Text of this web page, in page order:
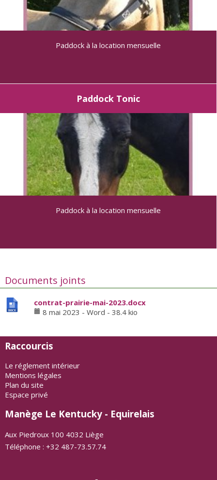
Paddock à la location mensuelle
Paddock Tonic
Paddock à la location mensuelle
Documents joints
contrat-prairie-mai-2023.docx
8 mai 2023 - Word - 38.4 kio
Raccourcis
Le réglement intérieur
Mentions légales
Plan du site
Espace privé
Manège Le Kentucky - Equirelais
Aux Piedroux 100 4032 Liège
Téléphone : +32 487-73.57.74